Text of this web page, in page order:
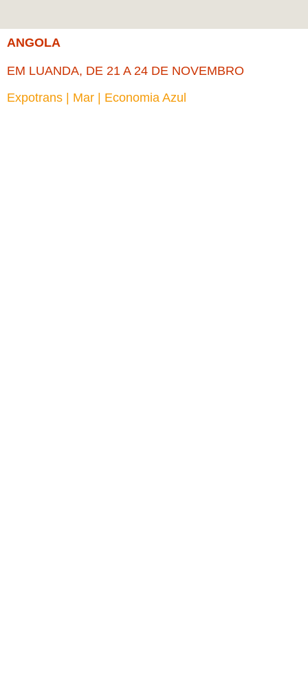
ANGOLA
EM LUANDA, DE 21 A 24 DE NOVEMBRO
Expotrans | Mar | Economia Azul